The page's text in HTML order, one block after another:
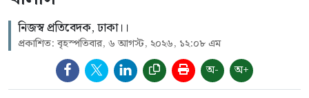
নিজস্ব প্রতিবেদক, ঢাকা।।
প্রকাশিত: বৃহস্পতিবার, ৬ আগস্ট, ২০২৬, ১২:০৮ এম
অ- অ+